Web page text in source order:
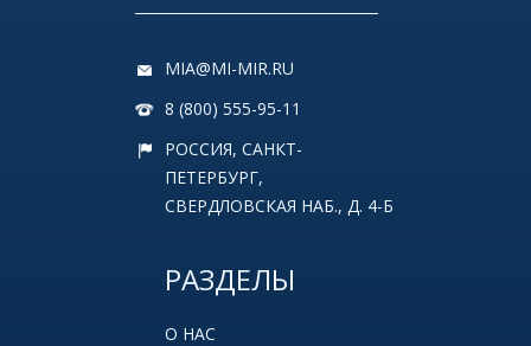
MIA@MI-MIR.RU
8 (800) 555-95-11
РОССИЯ, САНКТ-
ПЕТЕРБУРГ,
СВЕРДЛОВСКАЯ НАБ., Д. 4-Б
РАЗДЕЛЫ
О НАС